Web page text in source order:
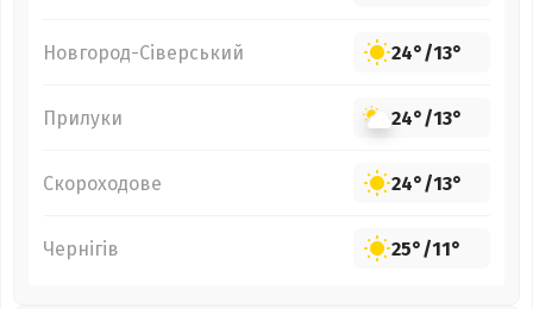
Новгород-Сіверський 24°/13°
Прилуки 24°/13°
Скороходове 24°/13°
Чернігів 25°/11°